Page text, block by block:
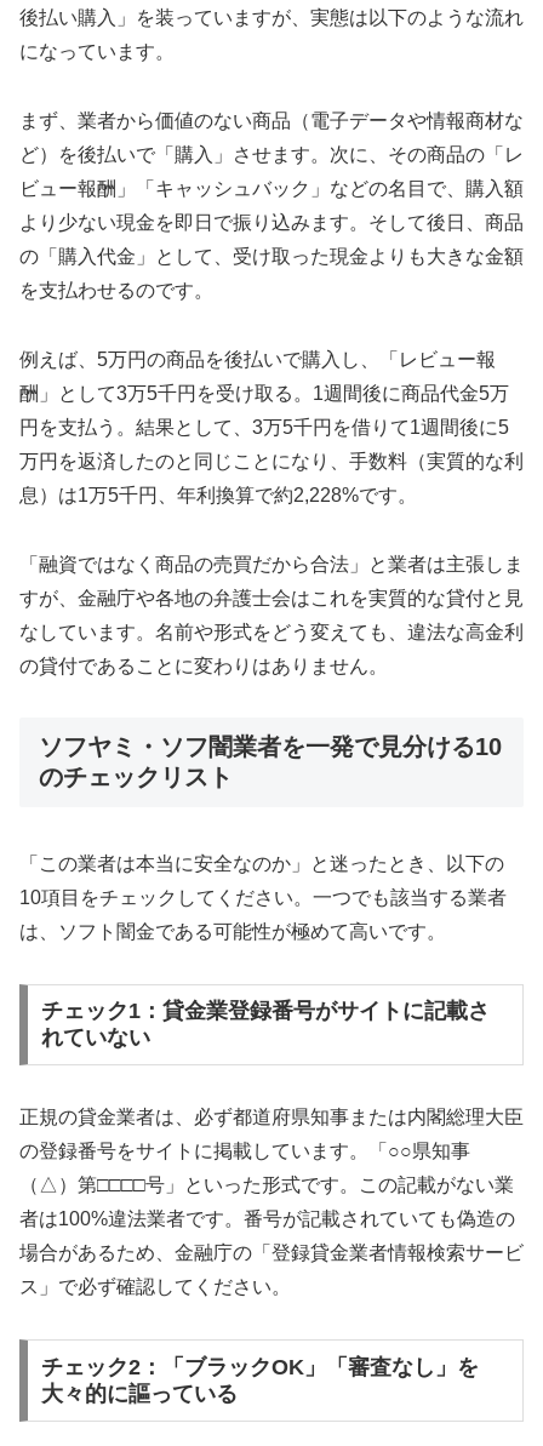
後払い購入」を装っていますが、実態は以下のような流れ
になっています。
まず、業者から価値のない商品（電子データや情報商材な
ど）を後払いで「購入」させます。次に、その商品の「レ
ビュー報酬」「キャッシュバック」などの名目で、購入額
より少ない現金を即日で振り込みます。そして後日、商品
の「購入代金」として、受け取った現金よりも大きな金額
を支払わせるのです。
例えば、5万円の商品を後払いで購入し、「レビュー報
酬」として3万5千円を受け取る。1週間後に商品代金5万
円を支払う。結果として、3万5千円を借りて1週間後に5
万円を返済したのと同じことになり、手数料（実質的な利
息）は1万5千円、年利換算で約2,228%です。
「融資ではなく商品の売買だから合法」と業者は主張しま
すが、金融庁や各地の弁護士会はこれを実質的な貸付と見
なしています。名前や形式をどう変えても、違法な高金利
の貸付であることに変わりはありません。
ソフヤミ・ソフ闇業者を一発で見分ける10
のチェックリスト
「この業者は本当に安全なのか」と迷ったとき、以下の
10項目をチェックしてください。一つでも該当する業者
は、ソフト闇金である可能性が極めて高いです。
チェック1：貸金業登録番号がサイトに記載さ
れていない
正規の貸金業者は、必ず都道府県知事または内閣総理大臣
の登録番号をサイトに掲載しています。「○○県知事
（△）第□□□□号」といった形式です。この記載がない業
者は100%違法業者です。番号が記載されていても偽造の
場合があるため、金融庁の「登録貸金業者情報検索サービ
ス」で必ず確認してください。
チェック2：「ブラックOK」「審査なし」を
大々的に謳っている